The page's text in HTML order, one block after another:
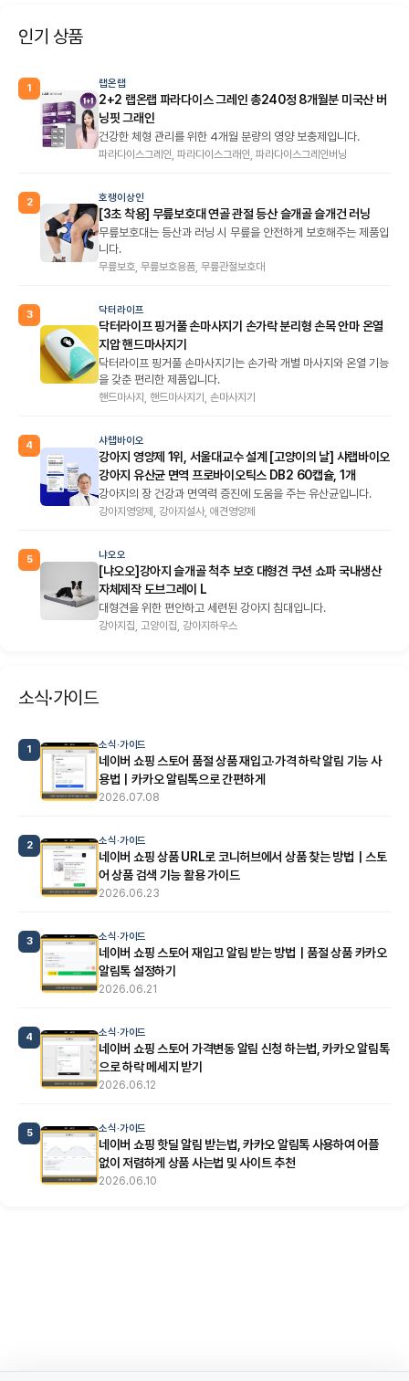
인기 상품
1 랩온랩
2+2 랩온랩 파라다이스 그레인 총240정 8개월분 미국산 버
닝핏 그래인
건강한 체형 관리를 위한 4개월 분량의 영양 보충제입니다.
파라다이스그레인, 파라다이스그래인, 파라다이스그레인버닝
2 호랭이상인
[3초 착용] 무릎보호대 연골 관절 등산 슬개골 슬개건 러닝
무릎보호대는 등산과 러닝 시 무릎을 안전하게 보호해주는 제품입
니다.
무릎보호, 무릎보호용품, 무릎관절보호대
3 닥터라이프
닥터라이프 핑거풀 손마사지기 손가락 분리형 손목 안마 온열
지압 핸드마사지기
닥터라이프 핑거풀 손마사지기는 손가락 개별 마사지와 온열 기능
을 갖춘 편리한 제품입니다.
핸드마사지, 핸드마사지기, 손마사지기
4 샤랩바이오
강아지 영양제 1위, 서울대교수 설계 [고양이의 날] 샤랩바이오
강아지 유산균 면역 프로바이오틱스 DB2 60캡슐, 1개
강아지의 장 건강과 면역력 증진에 도움을 주는 유산균입니다.
강아지영양제, 강아지설사, 애견영양제
5 냐오오
[냐오오]강아지 슬개골 척추 보호 대형견 쿠션 쇼파 국내생산
자체제작 도브그레이 L
대형견을 위한 편안하고 세련된 강아지 침대입니다.
강아지집, 고양이집, 강아지하우스
소식·가이드
1 소식·가이드
네이버 쇼핑 스토어 품절 상품 재입고·가격 하락 알림 기능 사
용법｜카카오 알림톡으로 간편하게
2026.07.08
2 소식·가이드
네이버 쇼핑 상품 URL로 코니허브에서 상품 찾는 방법｜스토
어 상품 검색 기능 활용 가이드
2026.06.23
3 소식·가이드
네이버 쇼핑 스토어 재입고 알림 받는 방법｜품절 상품 카카오
알림톡 설정하기
2026.06.21
4 소식·가이드
네이버 쇼핑 스토어 가격변동 알림 신청 하는법, 카카오 알림톡
으로 하락 메세지 받기
2026.06.12
5 소식·가이드
네이버 쇼핑 핫딜 알림 받는법, 카카오 알림톡 사용하여 어플
없이 저렴하게 상품 사는법 및 사이트 추천
2026.06.10